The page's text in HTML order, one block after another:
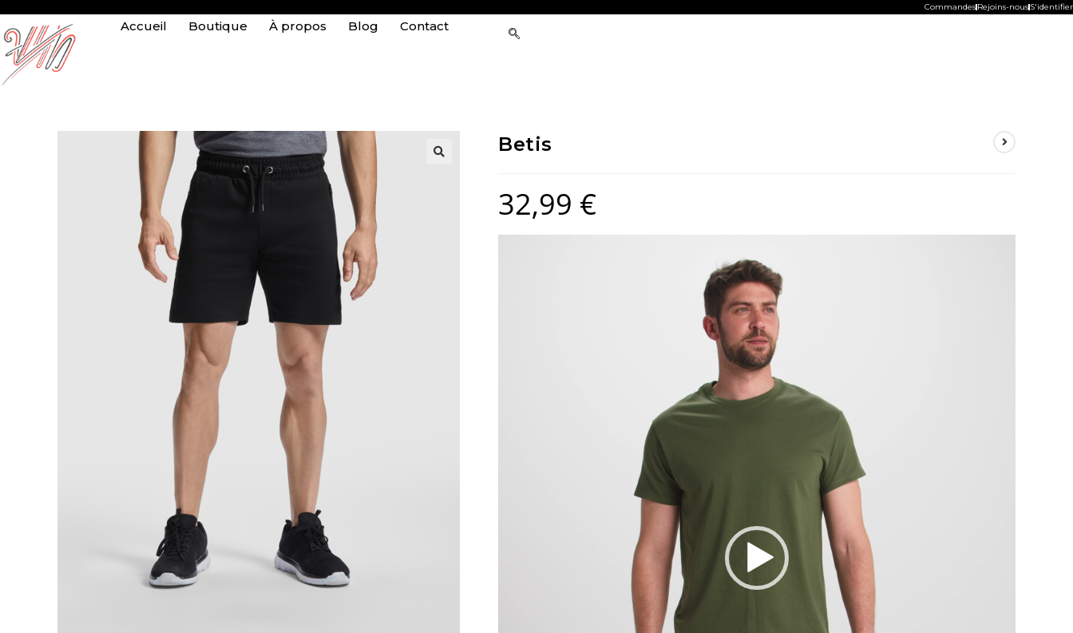
Commandes Rejoins-nous S'identifier
Accueil Boutique À propos Blog Contact
Betis
32,99 €